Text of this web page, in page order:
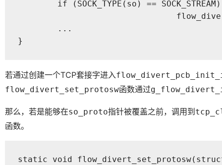
}
若通过创建一个TCP套接字进入
flow_divert_set_protosw函数通过
那么，若是能够在so_proto指针被覆盖之前，调用到
函数。
static void